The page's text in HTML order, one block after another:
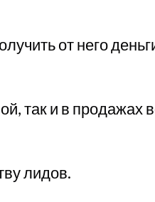
от него
так и в продажах
лидов.